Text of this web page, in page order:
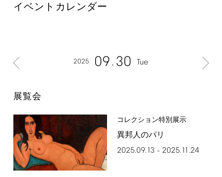
イベントカレンダー
2025 09 30 Tue
展覧会
コレクション特別展示
異邦人のパリ
2025.09.13 – 2025.11.24